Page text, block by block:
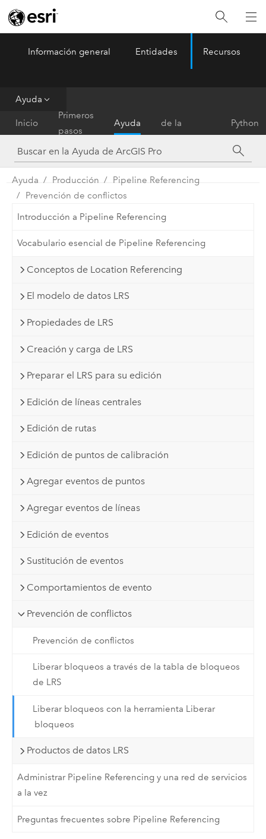
ArcGIS Pro Menu
Información general Entidades Recursos
Ayuda
Inicio
Primeros
pasos
Ayuda
de la
herramienta
Python
Ayuda Producción
Pipeline Referencing
Prevención de conflictos
Introducción a Pipeline Referencing
Vocabulario esencial de Pipeline Referencing
Conceptos de Location Referencing
El modelo de datos LRS
Propiedades de LRS
Creación y carga de LRS
Preparar el LRS para su edición
Edición de líneas centrales
Edición de rutas
Edición de puntos de calibración
Agregar eventos de puntos
Agregar eventos de líneas
Edición de eventos
Sustitución de eventos
Comportamientos de evento
Prevención de conflictos
Prevención de conflictos
Liberar bloqueos a través de la tabla de bloqueos
de LRS
Liberar bloqueos con la herramienta Liberar
bloqueos
Productos de datos LRS
Administrar Pipeline Referencing y una red de servicios
a la vez
Preguntas frecuentes sobre Pipeline Referencing